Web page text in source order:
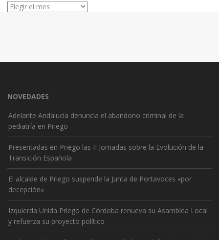
Archivos
NOVEDADES
Adelante Andalucía denuncia el abandono criminal de la
pediatría en Priego
Presentadas en Priego las II Jornadas sobre la Evolución de la
Transición Española
El alcalde de Priego suspende la Junta de Portavoces «por
decepción»
Izquierda Unida Priego de Córdoba renueva su Asamblea Local
y refuerza su proyecto político